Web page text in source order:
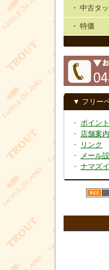
・ 中古タ
・ 特価
▼ フリー
・ ポイン
・ 店舗案内
・
リンク
・
メール
・ ナマズ